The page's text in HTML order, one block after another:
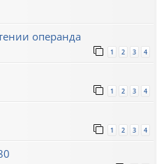
операнда
1 2 3 4
1 2 3 4
1 2 3 4